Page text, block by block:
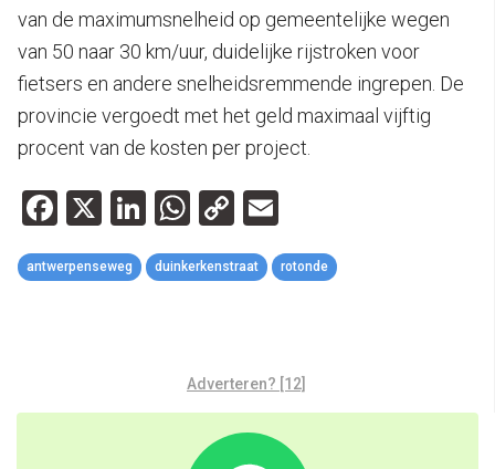
van de maximumsnelheid op gemeentelijke wegen
van 50 naar 30 km/uur, duidelijke rijstroken voor
fietsers en andere snelheidsremmende ingrepen. De
provincie vergoedt met het geld maximaal vijftig
procent van de kosten per project.
Facebook
X LinkedIn
WhatsApp
Copy
Link
antwerpenseweg duinkerkenstraat rotonde
Adverteren? [12]